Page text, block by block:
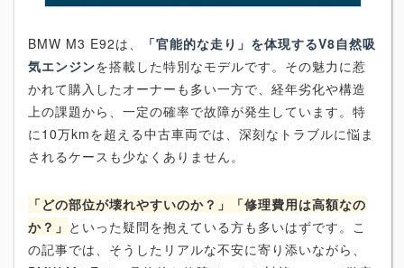
BMW M3 E92は、
「官能的な走り」を体現するV8自然吸
気エンジンを搭載した特別なモデルです。その魅力に惹
かれて購入したオーナーも多い一方で、経年劣化や構造
上の課題から、一定の確率で故障が発生しています。特
に10万kmを超える中古車両では、深刻なトラブルに悩ま
されるケースも少なくありません。
「どの部位が壊れやすいのか？」「修理費用は高額なの
か？」 といった疑問を抱えている方も多いはずです。こ
の記事では、そうしたリアルな不安に寄り添いながら、